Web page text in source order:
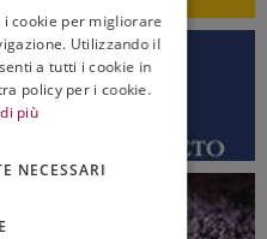
ENGLISH
cookie per migliorare
Utilizzando il
a tutti i cookie in
policy per i cookie.
più
NECESSARI